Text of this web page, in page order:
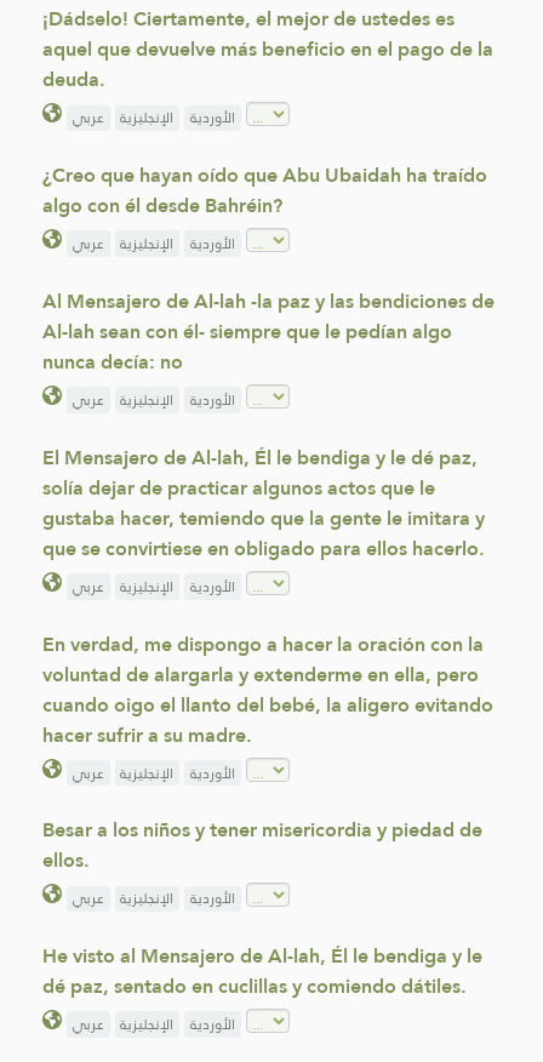
¡Dádselo! Ciertamente, el mejor de ustedes es
aquel que devuelve más beneficio en el pago de la
deuda.
عربي الإنجليزية الأوردية
¿Creo que hayan oído que Abu Ubaidah ha traído
algo con él desde Bahréin?
عربي الإنجليزية الأوردية
Al Mensajero de Al-lah -la paz y las bendiciones de
Al-lah sean con él- siempre que le pedían algo
nunca decía: no
عربي الإنجليزية الأوردية
El Mensajero de Al-lah, Él le bendiga y le dé paz,
solía dejar de practicar algunos actos que le
gustaba hacer, temiendo que la gente le imitara y
que se convirtiese en obligado para ellos hacerlo.
عربي الإنجليزية الأوردية
En verdad, me dispongo a hacer la oración con la
voluntad de alargarla y extenderme en ella, pero
cuando oigo el llanto del bebé, la aligero evitando
hacer sufrir a su madre.
عربي الإنجليزية الأوردية
Besar a los niños y tener misericordia y piedad de
ellos.
عربي الإنجليزية الأوردية
He visto al Mensajero de Al-lah, Él le bendiga y le
dé paz, sentado en cuclillas y comiendo dátiles.
عربي الإنجليزية الأوردية